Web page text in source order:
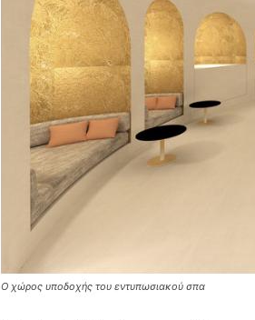
Ο χώρος υποδοχής του εντυπωσιακού σπα